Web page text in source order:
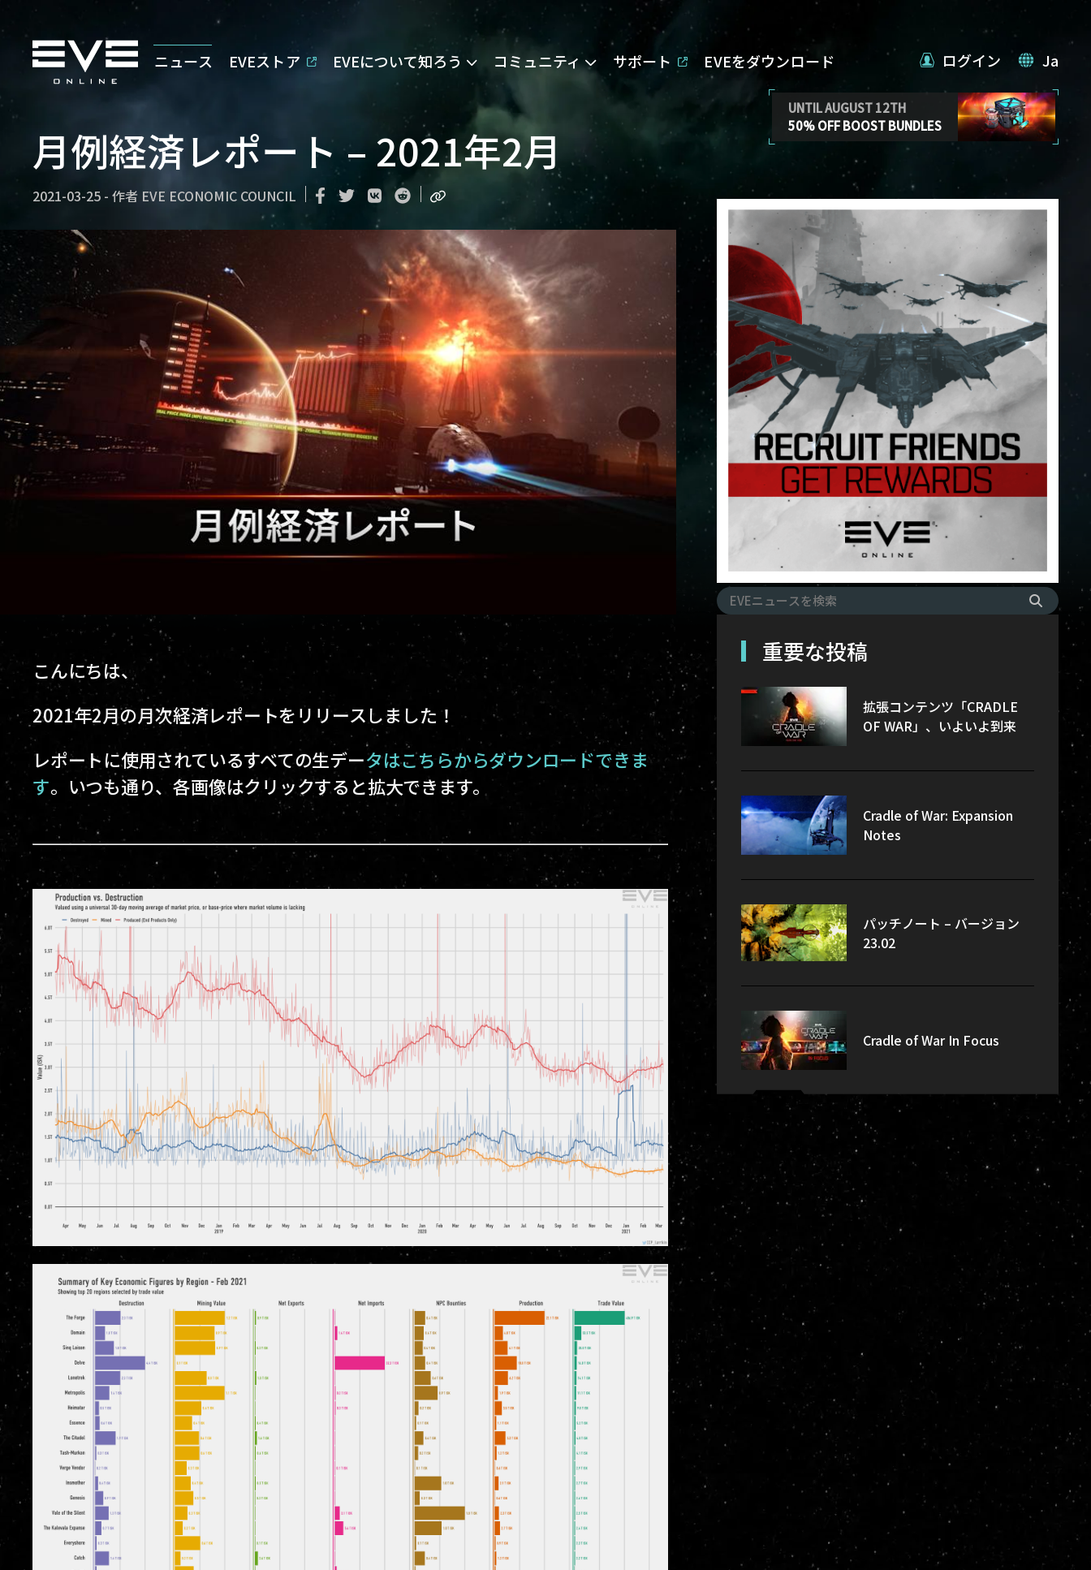
ニュース EVEストア EVEについて知ろう コミュニティ サポート EVEをダウンロード
UNTIL AUGUST 12TH
50% OFF BOOST BUNDLES
ログイン Ja
月例経済レポート – 2021年2月
2021-03-25 - 作者 EVE ECONOMIC COUNCIL
こんにちは、
2021年2月の月次経済レポートをリリースしました！
レポートに使用されているすべての生データはこちらからダウンロードできま
す。いつも通り、各画像はクリックすると拡大できます。
重要な投稿
拡張コンテンツ「CRADLE
OF WAR」、いよいよ到来
Cradle of War: Expansion
Notes
パッチノート – バージョン
23.02
Cradle of War In Focus